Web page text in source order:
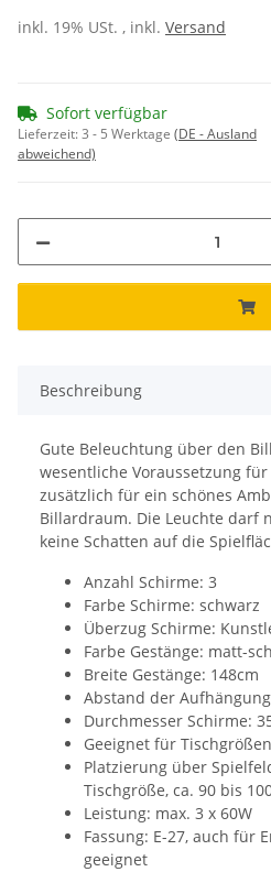
inkl. 19% USt. , inkl. Versand
Sofort verfügbar
Lieferzeit:3 - 5 Werktage (DE - Ausland
abweichend)
Beschreibung
Gute Beleuchtung über den
wesentliche Voraussetzung
zusätzlich für ein schönes
Billardraum. Die Leuchte darf
keine Schatten auf die
Anzahl Schirme: 3
Farbe Schirme: schwarz
Überzug Schirme:
Farbe Gestänge: matt-
Breite Gestänge: 148cm
Abstand der
Durchmesser Schirme:
Geeignet für
Platzierung über
Tischgröße, ca. 90 bis
Leistung: max. 3 x 60W
Fassung: E-27, auch für
geeignet